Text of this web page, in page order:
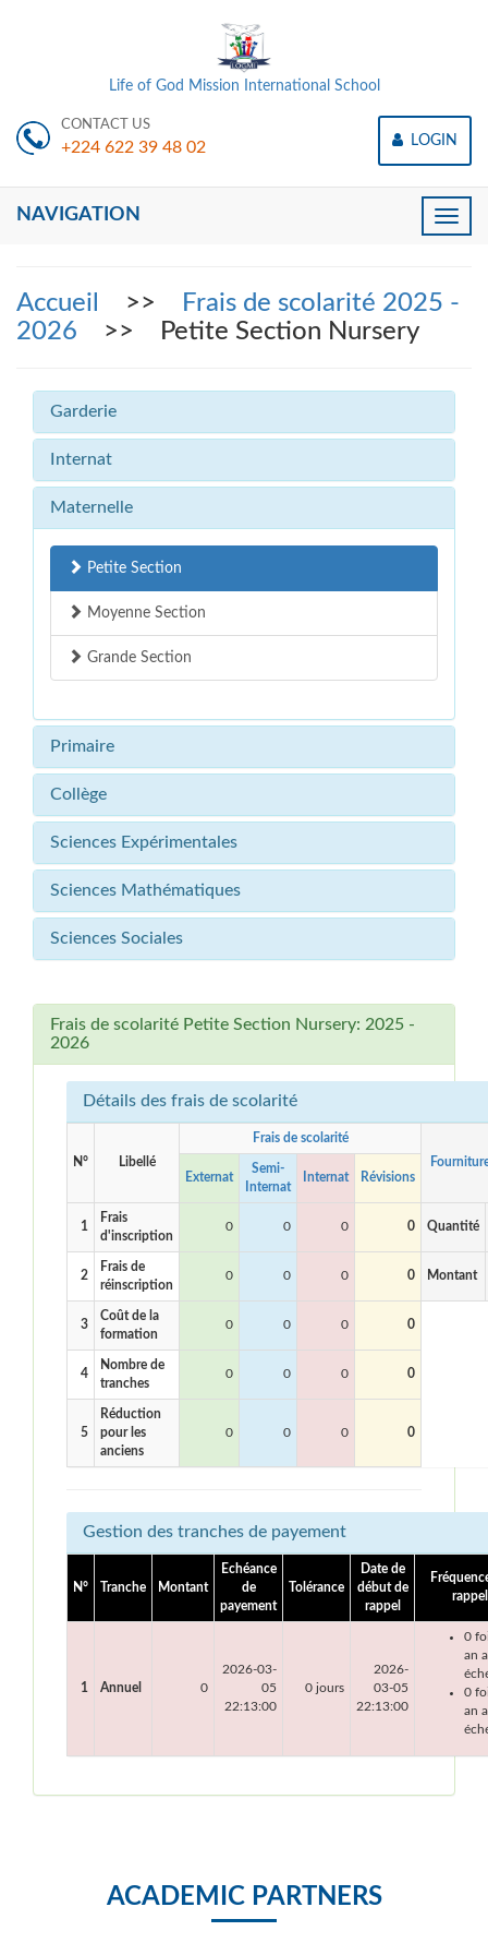
Life of God Mission International School
CONTACT US
+224 622 39 48 02 LOGIN
Toggle
NAVIGATION
Accueil >>
Frais de scolarité 2025 -
2026
>> Petite Section Nursery
Garderie
Internat
Maternelle
Petite Section
Moyenne Section
Grande Section
Primaire
Collège
Sciences Expérimentales
Sciences Mathématiques
Sciences Sociales
Frais de scolarité Petite Section Nursery: 2025 -
2026
Détails des frais de scolarité
N° Libellé
Frais de scolarité
Externat
Semi-
Internat
Internat Révisions
1
Frais
d'inscription
0 0 0 0 Quantité
2
Frais de
réinscription
0 0 0 0 Montant
3
Coût de la
formation
0 0 0 0
4
Nombre de
tranches
0 0 0 0
5
Réduction
pour les
anciens
0 0 0 0
Gestion des tranches de payement
N° Tranche Montant
Echéance
de
payement
Tolérance
Date de
début de
rappel
rappel
1 Annuel 0
2026-03-
05
22:13:00
0 jours
2026-
03-05
22:13:00
0
an
0
an
ACADEMIC PARTNERS